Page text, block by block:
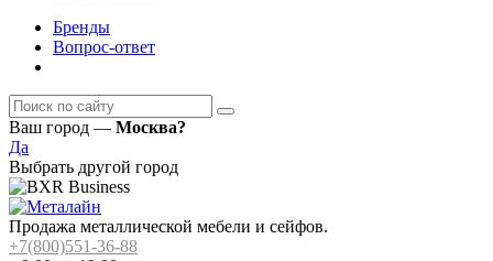
Бренды
Вопрос-ответ
Ваш город — Москва?
Да
Выбрать другой город
Продажа металлической мебели и сейфов.
+7(800)551-36-88